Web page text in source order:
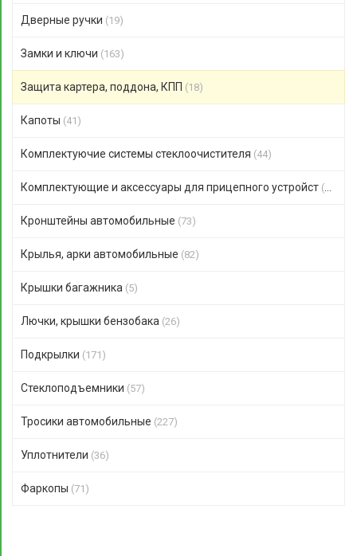
Дверные ручки (19)
Замки и ключи (163)
Защита картера, поддона, КПП (18)
Капоты (41)
Комплектуючие системы стеклоочистителя (44)
Комплектующие и аксессуары для прицепного устройст (47)
Кронштейны автомобильные (73)
Крылья, арки автомобильные (82)
Крышки багажника (5)
Лючки, крышки бензобака (26)
Подкрылки (171)
Стеклоподъемники (57)
Тросики автомобильные (227)
Уплотнители (36)
Фаркопы (71)